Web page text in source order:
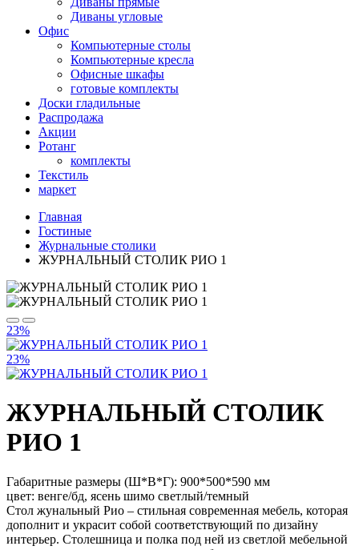
Диваны угловые
Офис
Компьютерные столы
Компьютерные кресла
Офисные шкафы
готовые комплекты
Доски гладильные
Распродажа
Акции
Ротанг
комплекты
Текстиль
маркет
Главная
Гостиные
Журнальные столики
ЖУРНАЛЬНЫЙ СТОЛИК РИО 1
23%
23%
ЖУРНАЛЬНЫЙ СТОЛИК
РИО 1
Габаритные размеры (Ш*В*Г): 900*500*590 мм
цвет: венге/бд, ясень шимо светлый/темный
Стол жунальный Рио – стильная современная мебель, которая
дополнит и украсит собой соответствующий по дизайну
интерьер. Столешница и полка под ней из светлой мебельной